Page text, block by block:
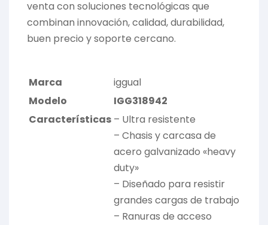
venta con soluciones tecnológicas que
combinan innovación, calidad, durabilidad,
buen precio y soporte cercano.
Marca
iggual
Modelo
IGG318942
Características – Ultra resistente
– Chasis y carcasa de
acero galvanizado «heavy
duty»
– Diseñado para resistir
grandes cargas de trabajo
– Ranuras de acceso